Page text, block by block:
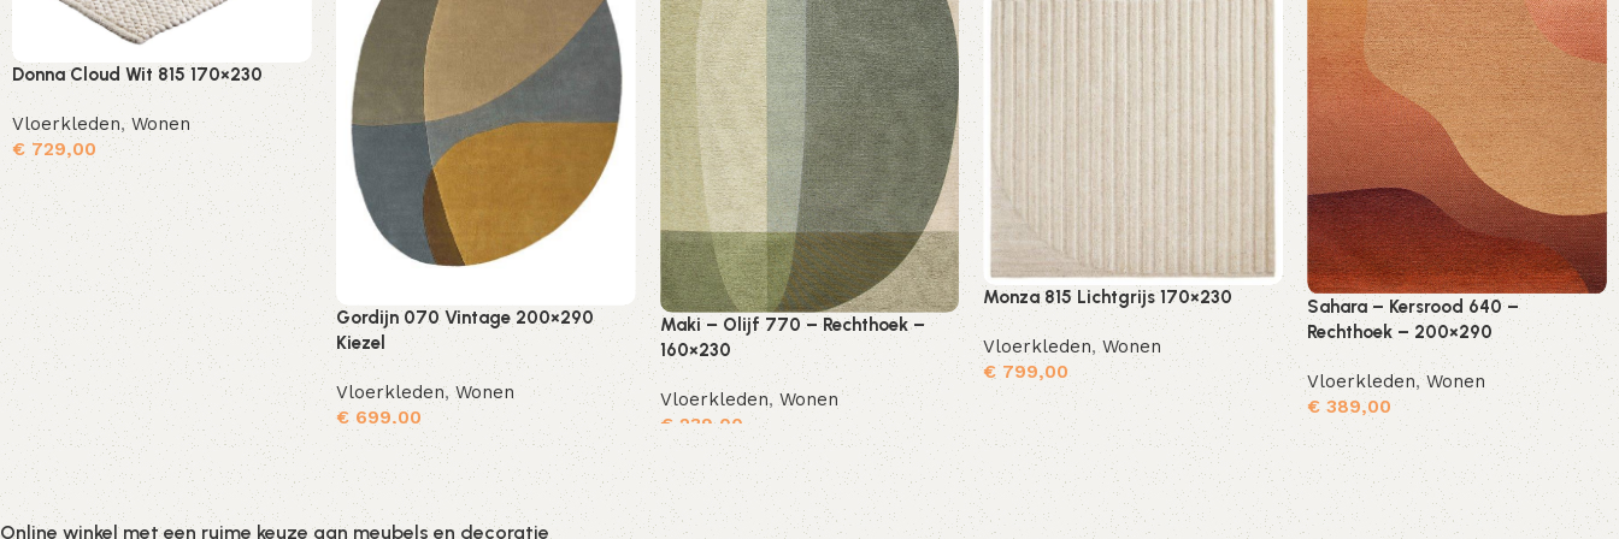
Donna Cloud Wit 815 170×230
Vloerkleden,Wonen
€ 729,00
Gordijn 070 Vintage 200×290
Kiezel
Vloerkleden,Wonen
€699,00
Toevoegen aan winkelwagen
Maki – Olijf 770 – Rechthoek –
160×230
Vloerkleden,Wonen
€ 239,00
Toevoegen aan winkelwagen
Monza 815 Lichtgrijs 170×230
Vloerkleden,Wonen
€799,00
Toevoegen aan winkelwagen
Sahara – Kersrood 640 –
Rechthoek – 200×290
Vloerkleden,Wonen
€ 389,00
Toevoegen aan winkelwagen
Online winkel met een ruime keuze aan meubels en decoratie